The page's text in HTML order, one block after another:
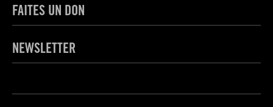
FAITES UN DON
NEWSLETTER